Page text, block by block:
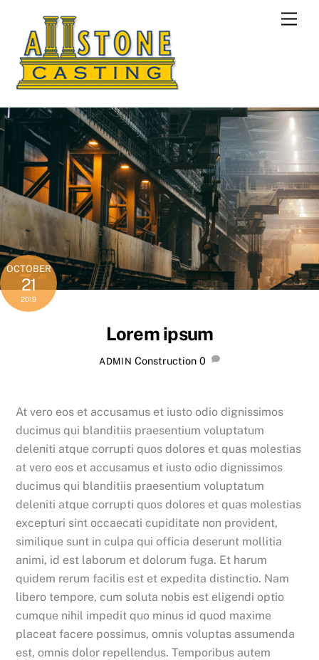
content
OCTOBER
21
2019
Lorem ipsum
ADMIN Construction 0
At vero eos et accusamus et iusto odio dignissimos
ducimus qui blanditiis praesentium voluptatum
deleniti atque corrupti quos dolores et quas molestias
at vero eos et accusamus et iusto odio dignissimos
ducimus qui blanditiis praesentium voluptatum
deleniti atque corrupti quos dolores et quas molestias
excepturi sint occaecati cupiditate non provident,
similique sunt in culpa qui officia deserunt mollitia
animi, id est laborum et dolorum fuga. Et harum
quidem rerum facilis est et expedita distinctio. Nam
libero tempore, cum soluta nobis est eligendi optio
cumque nihil impedit quo minus id quod maxime
placeat facere possimus, omnis voluptas assumenda
est, omnis dolor repellendus. Temporibus autem